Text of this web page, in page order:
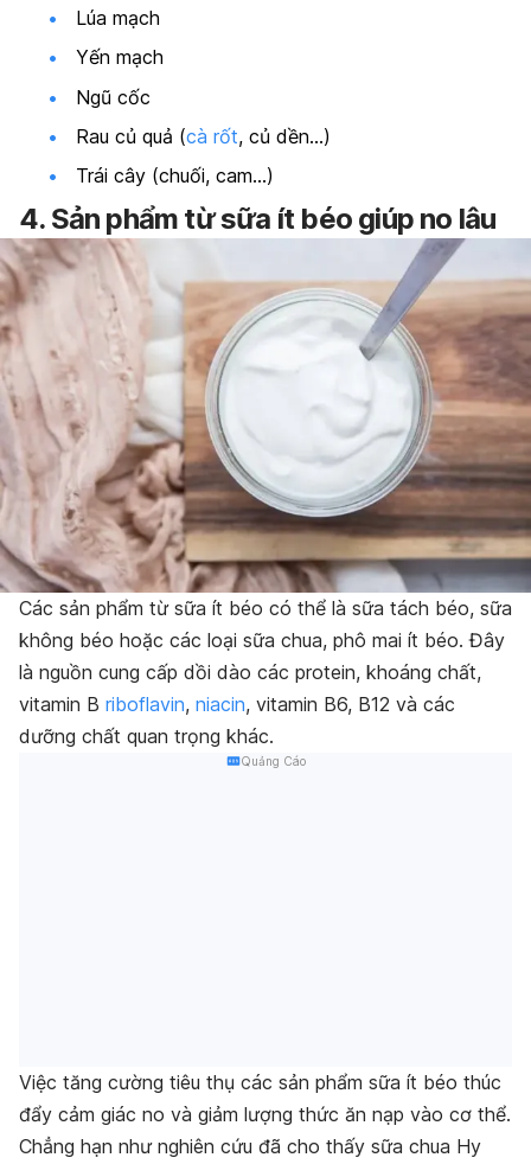
Lúa mạch
Yến mạch
Ngũ cốc
Rau củ quả (cà rốt, củ dền…)
Trái cây (chuối, cam…)
4. Sản phẩm từ sữa ít béo giúp no lâu
Các sản phẩm từ sữa ít béo có thể là sữa tách béo, sữa
không béo hoặc các loại sữa chua, phô mai ít béo. Đây
là nguồn cung cấp dồi dào các protein, khoáng chất,
vitamin B riboflavin, niacin, vitamin B6, B12 và các
dưỡng chất quan trọng khác.
Quảng Cáo
Việc tăng cường tiêu thụ các sản phẩm sữa ít béo thúc
đẩy cảm giác no và giảm lượng thức ăn nạp vào cơ thể.
Chẳng hạn như nghiên cứu đã cho thấy sữa chua Hy